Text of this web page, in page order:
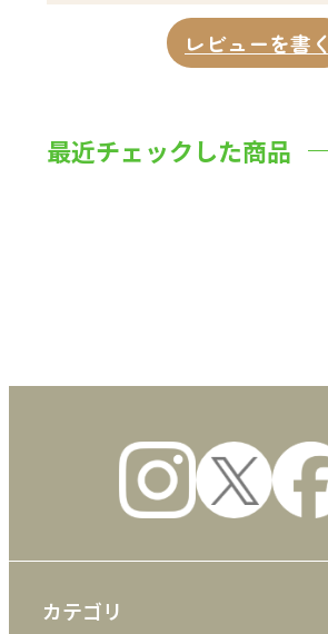
レビューを書く
最近チェックした商品
カテゴリ